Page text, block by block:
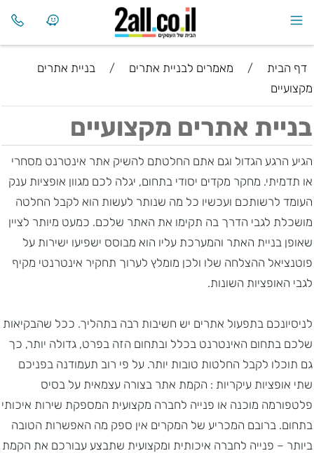
דף הבית / מאמרים לבניית אתרים /
בניית אתרים
מקצועיים
בניית אתרים מקצועיים
הגיע הרגע הגדול וגם אתם החלטתם להשיק אתר אינטרנט מסחרי
או תדמיתי. מחקר מקדים יסודי בתחום, יגלה לכם מגוון אופציות ענק
העומד לרשותכם ועכשיו כל מה שנותר לעשות הוא לקבל החלטה
מושכלת לגבי הדרך בה תקימו את האתר שלכם. כמעט מיותר לציין
שאופן בניית האתר והמערכת עליו הוא מבוסס ישפיעו ישירות על
פוטנציאל ההצלחה שלו ולכן מומלץ לערוך תחקיר אינטרנטי מקיף
לגבי האופציות השונות.
לניסיונכם בתפעול אתרים יש חשיבות רבה בתהליך. ככל שהבקיאות
שלכם בתחום האינטרנט בכלל ובתחום הזה בפרט, גדולה יותר, כך
גם תוכלו לקבל החלטות טובות יותר. על פי רוב תעמודנה בפניכם
שתי אופציות עיקריות : הקמת אתר בצורה עצמאית על בסיס
פלטפורמה מוכנה או פנייה לחברה מקצועית המספקת שירות איכותי
בתחום. ברובם המכריע של המקרים אין ספק מה האפשרות הטובה
ביותר – פנייה לחברה איכותית ומקצועית שתבצע עבורכם את הקמת